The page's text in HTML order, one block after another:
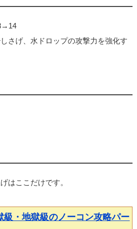
さげ、水ドロップの攻撃力を強化す
はここだけです。
級・地獄級のノーコン攻略パー